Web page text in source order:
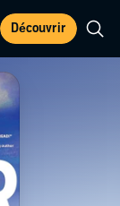
Découvrir